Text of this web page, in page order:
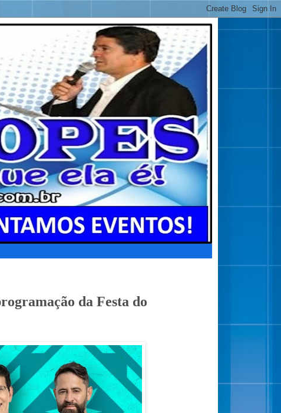
da Festa do